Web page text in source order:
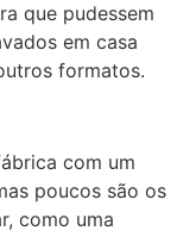
que pudessem
em casa
formatos.
com um
poucos são os
como uma